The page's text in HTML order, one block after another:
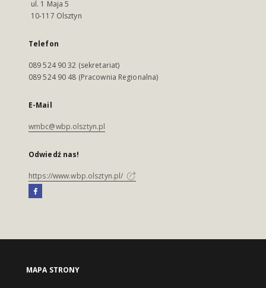
ul. 1 Maja 5
10-117 Olsztyn
Telefon
089 524 90 32 (sekretariat)
089 524 90 48 (Pracownia Regionalna)
E-Mail
wmbc@wbp.olsztyn.pl
Odwiedź nas!
https://www.wbp.olsztyn.pl/
MAPA STRONY